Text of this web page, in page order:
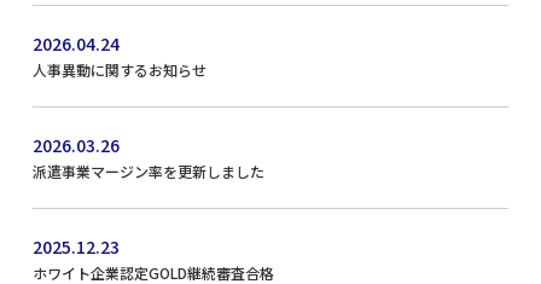
人事異動に関するお知らせ
2026.04.24
派遣事業マージン率を更新しました
2026.03.26
ホワイト企業認定GOLD継続審査合格
2025.12.23